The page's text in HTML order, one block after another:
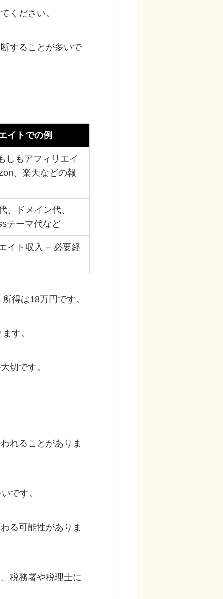
ください。
することが多いで
イトでの例
しもアフィリエイ
、楽天などの報
、ドメイン代、
テーマ代など
イト収入 − 必要経
得は18万円です。
す。
切です。
れることがありま
です。
る可能性がありま
税務署や税理士に